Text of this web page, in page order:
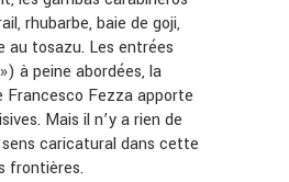
rhubarbe, baie de goji,
au tosazu. Les entrées
à peine abordées, la
Francesco Fezza apporte
Mais il n’y a rien de
caricatural dans cette
frontières.